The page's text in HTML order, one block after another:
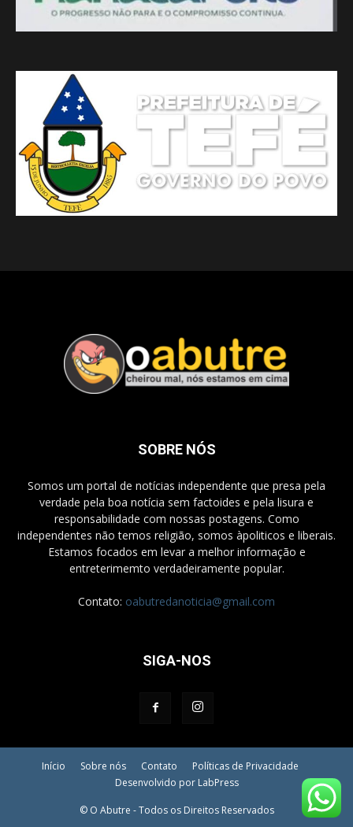
SOBRE NÓS
Somos um portal de notícias independente que presa pela
verdade pela boa notícia sem factoides e pela lisura e
responsabilidade com nossas postagens. Como
independentes não temos religião, somos àpoliticos e liberais.
Estamos focados em levar a melhor informação e
entreterimemto verdadeiramente popular.
Contato: oabutredanoticia@gmail.com
SIGA-NOS
Início Sobre nós Contato
Políticas de Privacidade
Desenvolvido por LabPress
© O Abutre - Todos os Direitos Reservados